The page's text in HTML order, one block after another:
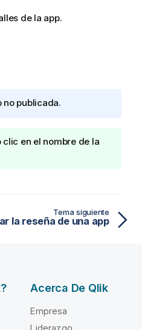
de la app.
no publicada.
en el nombre de la
Tema siguiente
la reseña de una app
Acerca De Qlik
Empresa
Liderazgo